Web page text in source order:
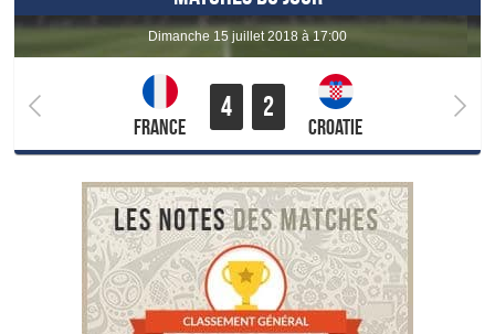
dimanche 15 juillet 2018 à 17:00
France
4 2
Croatie